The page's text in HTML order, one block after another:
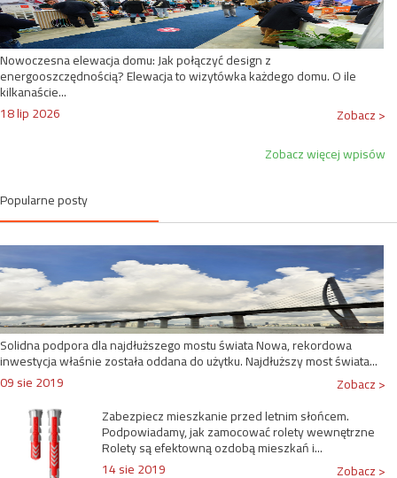
Nowoczesna elewacja domu: Jak połączyć design z
energooszczędnością? Elewacja to wizytówka każdego domu. O ile
kilkanaście...
18 lip 2026
Zobacz >
Zobacz więcej wpisów
Popularne posty
Solidna podpora dla najdłuższego mostu świata Nowa, rekordowa
inwestycja właśnie została oddana do użytku. Najdłuższy most świata...
09 sie 2019
Zobacz >
Zabezpiecz mieszkanie przed letnim słońcem.
Podpowiadamy, jak zamocować rolety wewnętrzne
Rolety są efektowną ozdobą mieszkań i...
14 sie 2019
Zobacz >